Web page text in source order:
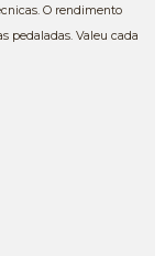
O rendimento
pedaladas. Valeu cada